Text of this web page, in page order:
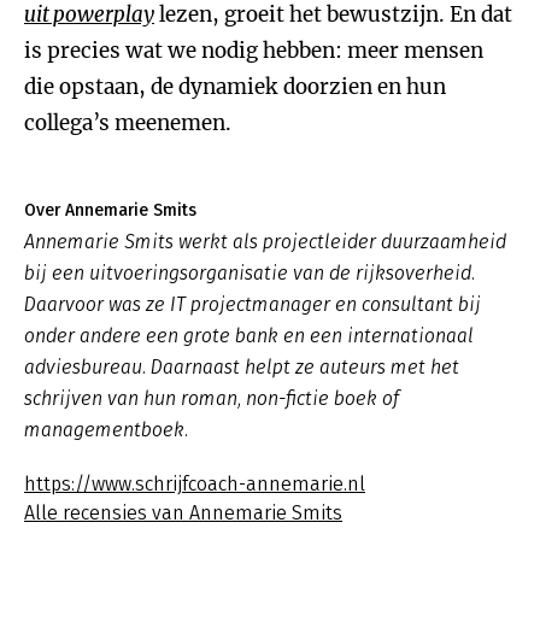
uit powerplaylezen, groeit het bewustzijn. En dat
is precies wat we nodig hebben: meer mensen
die opstaan, de dynamiek doorzien en hun
collega’s meenemen.
Over Annemarie Smits
Annemarie Smits werkt als projectleider duurzaamheid
bij een uitvoeringsorganisatie van de rijksoverheid.
Daarvoor was ze IT projectmanager en consultant bij
onder andere een grote bank en een internationaal
adviesbureau. Daarnaast helpt ze auteurs met het
schrijven van hun roman, non-fictie boek of
managementboek.
https://www.schrijfcoach-annemarie.nl
Alle recensies van Annemarie Smits